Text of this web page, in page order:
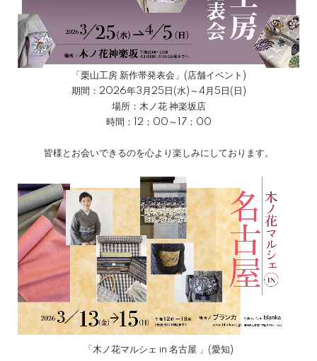
「栗山工房 新作帯発表会」(店舗イベント)
期間：2026年3月25日(水)～4月5日(日)
場所：木ノ花 神楽坂店
時間：12：00～17：00
皆様とお会いできるのを心より楽しみにしております。
「木ノ花マルシェ in 名古屋 」(愛知)